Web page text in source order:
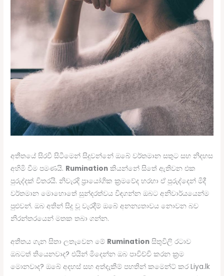
අතීතයේ සිරවී සිටීමෙන් සිදුවන්නේ ඔබේ වර්තමාන සතුට සහ නිදහස
අහිමි වීම පමණයි. Rumination කියන්නේ සිතේ ඇතිවන එක
පුරුද්දක් විතරයි. නිවැරදි ප්‍රායෝගික ක්‍රමවේද හරහා ඒ පුරුද්දෙන් මිදී
වර්තමාන මොහොතේ සුන්දරත්වය විඳගන්න ඔබට අනිවාර්යයෙන්ම
පුළුවන්. ඔබ අතින් සිදු වූ වැරදීම් ඔබේ අනන්‍යතාවය නොවන බව
නිරන්තරයෙන් මතක තබා ගන්න.
අතීතය ගැන සිතා ලතැවෙන මේ Rumination සිතුවිලි රටාව
ඔබටත් තියෙනවාද? එයින් මිදෙන්න ඔබ පාවිච්චි කරන ක්‍රම
මොනවාද? ඔබේ අදහස් සහ අත්දැකීම් පහතින් කමෙන්ට් කර Liya.lk